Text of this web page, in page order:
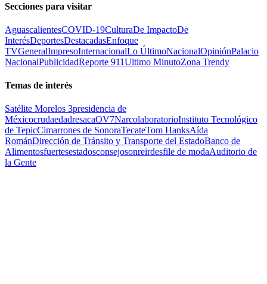
Secciones para visitar
AguascalientesCOVID-19CulturaDe ImpactoDe
InterésDeportesDestacadasEnfoque
TVGeneralImpresoInternacionalLo ÚltimoNacionalOpiniónPalacio
NacionalPublicidadReporte 911Ultimo MinutoZona Trendy
Temas de interés
Satélite Morelos 3presidencia de
MéxicocrudaedadresacaOV7NarcolaboratorioInstituto Tecnológico
de TepicCimarrones de SonoraTecateTom HanksAída
RománDirección de Tránsito y Transporte del EstadoBanco de
Alimentosfuertesestadosconsejosonreirdesfile de modaAuditorio de
la Gente